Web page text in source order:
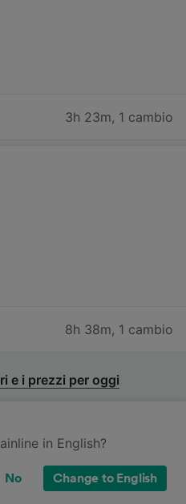
3h 23m, 1 cambio
8h 38m, 1 cambio
e i prezzi per oggi
operano
in English?
No Change to English